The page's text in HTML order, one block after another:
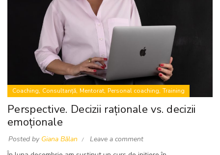
Coaching, Consultanță, Mentorat, Personal coaching, Training
Perspective. Decizii raționale vs. decizii
emoționale
Posted by Giana Bălan
Leave a comment